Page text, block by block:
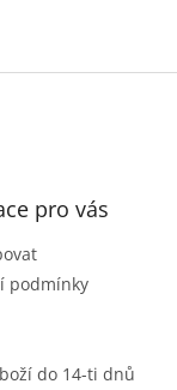
pro vás
podmínky
do 14-ti dnů